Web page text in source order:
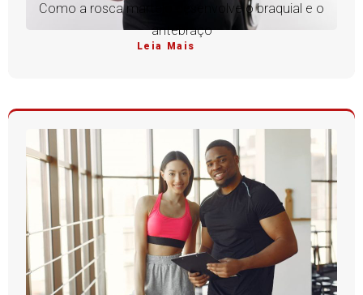
Como a rosca martelo desenvolve o braquial e o
antebraço
Leia Mais